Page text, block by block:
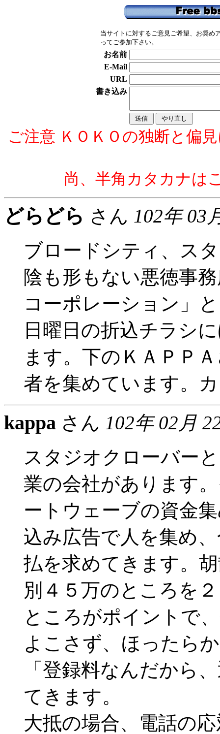
当サイトに対するご意見ご希望、お奨め
ってご参加下さい。
お名前
E-Mail
URL
書き込み
ご注意 ＫＯＫＯの独断と偏
尚、半角カタカナは
どらどら さん 102年 03
ブロードシティ、ス
陰も形もない悪徳事
コーポレーション」
日曜日の折込チラシ
ます。下のＫＡＰＰ
者を集めています。
kappa さん 102年 02月
スタジオクローバー
業の会社があります
ートウェーブの資金
込み広告で人を集め
払を求めてきます。
別４５万のところを
ところがポイントで
よこさず、ほったら
「登録料なんだから
てきます。
大抵の場合、電話の